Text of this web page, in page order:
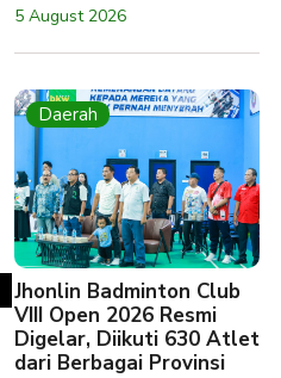
5 August 2026
Daerah
Jhonlin Badminton Club
VIII Open 2026 Resmi
Digelar, Diikuti 630 Atlet
dari Berbagai Provinsi